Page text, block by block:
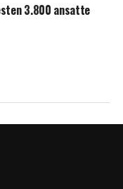
3.800 ansatte